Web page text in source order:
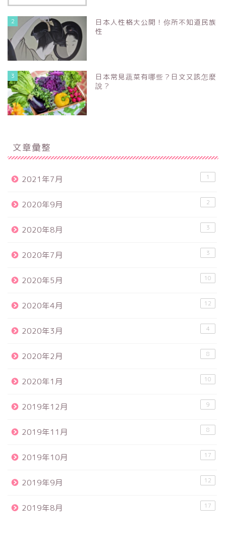
2
日本人性格大公開！你所不知道民族
性
3
日本常見蔬菜有哪些？日文又該怎麼
說？
文章彙整
2021年7月 1
2020年9月 2
2020年8月 3
2020年7月 3
2020年5月 10
2020年4月 12
2020年3月 4
2020年2月 8
2020年1月 10
2019年12月 9
2019年11月 8
2019年10月 17
2019年9月 12
2019年8月 17